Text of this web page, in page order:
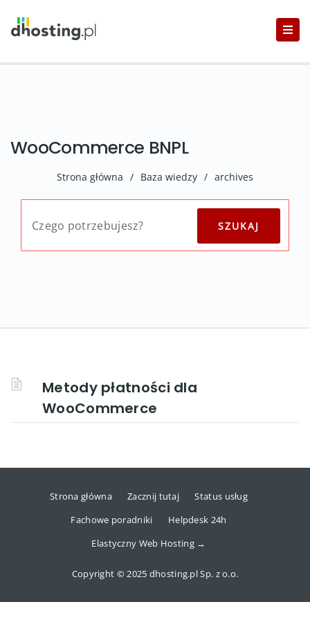
WooCommerce BNPL
Strona główna / Baza wiedzy / archives
Metody płatności dla
WooCommerce
Strona główna Zacznij tutaj
Status usług
Fachowe poradniki
Helpdesk 24h
Elastyczny Web Hosting →
Copyright © 2025 dhosting.pl Sp. z o.o.